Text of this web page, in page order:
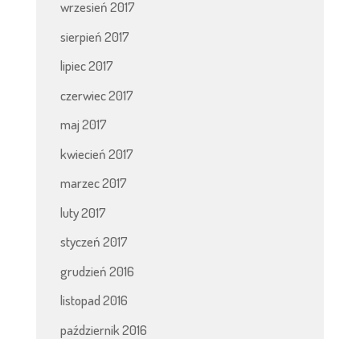
wrzesień 2017
sierpień 2017
lipiec 2017
czerwiec 2017
maj 2017
kwiecień 2017
marzec 2017
luty 2017
styczeń 2017
grudzień 2016
listopad 2016
październik 2016